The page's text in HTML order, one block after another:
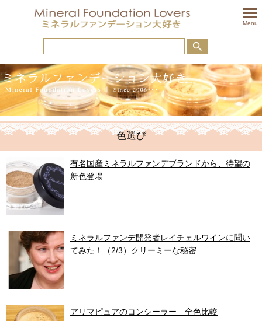
Menu
色選び
有名国産ミネラルファンデブランドから、待望の
新色登場
ミネラルファンデ開発者レイチェルワインに聞い
てみた！（2/3）クリーミーな秘密
アリマピュアのコンシーラー 全色比較